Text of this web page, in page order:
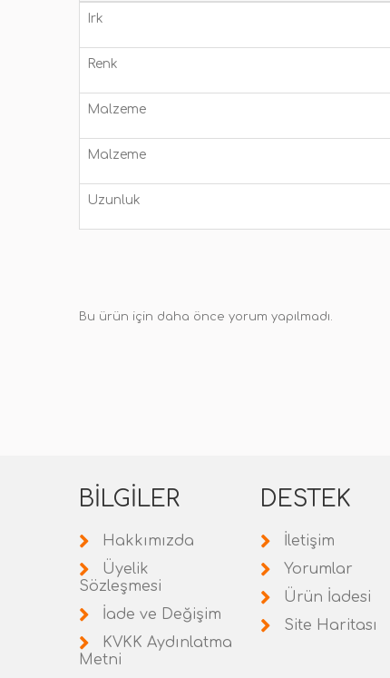
Irk
Renk
Malzeme
Malzeme
Uzunluk
Bu ürün için daha önce yorum yapılmadı.
BILGILER
Hakkımızda
Üyelik
Sözleşmesi
İade ve Değişim
KVKK Aydınlatma
Metni
DESTEK
İletişim
Yorumlar
Ürün İadesi
Site Haritası